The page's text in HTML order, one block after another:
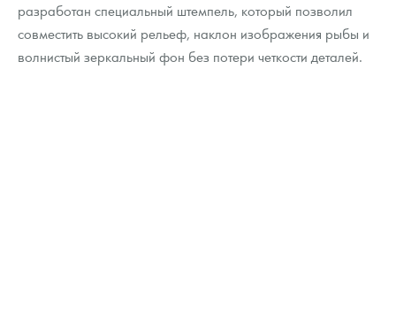
разработан специальный штемпель, который позволил
совместить высокий рельеф, наклон изображения рыбы и
волнистый зеркальный фон без потери четкости деталей.